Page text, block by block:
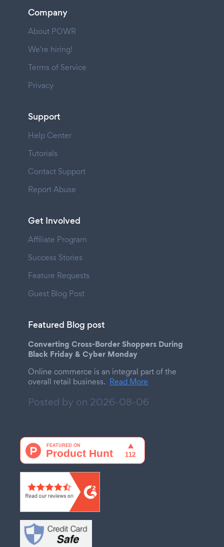
Company
About POWR
We're hiring!
Terms of Service
Privacy
Support
Help Center
Tutorials
Contact Support
Report Abuse
Get Involved
Affiliate Program
Success Stories
Feature Requests
Guest Blog Post
Featured Blog post
Converting Cross-Border Shoppers During
Black Friday & Cyber Monday
Online commerce is an integral part of the
overall retail business. Read More
Posted by on 2026-08-06